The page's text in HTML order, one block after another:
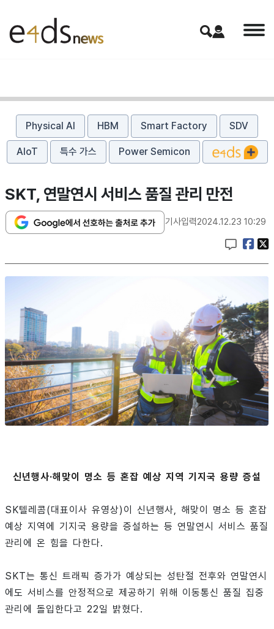
Physical AI HBM Smart Factory SDV
AIoT 특수 가스 Power Semicon
SKT, 연말연시 서비스 품질 관리 만전
기사입력2024.12.23 10:29
신년행사·해맞이 명소 등 혼잡 예상 지역 기지국 용량 증설
SK텔레콤(대표이사 유영상)이 신년행사, 해맞이 명소 등 혼잡
예상 지역에 기지국 용량을 증설하는 등 연말연시 서비스 품질
관리에 온 힘을 다한다.
SKT는 통신 트래픽 증가가 예상되는 성탄절 전후와 연말연시
에도 서비스를 안정적으로 제공하기 위해 이동통신 품질 집중
관리에 돌입한다고 22일 밝혔다.